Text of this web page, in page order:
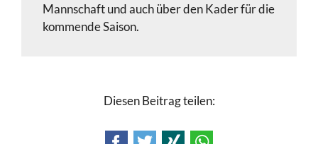
Mannschaft und auch über den Kader für die
kommende Saison.
Diesen Beitrag teilen: